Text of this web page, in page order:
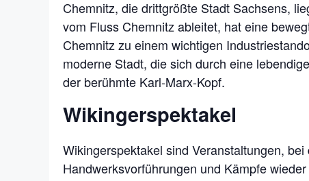
Chemnitz, die drittgrößte Stadt Sachsens,
vom Fluss Chemnitz ableitet, hat eine
Chemnitz zu einem wichtigen
moderne Stadt, die sich durch eine
der berühmte Karl-Marx-Kopf.
Wikingerspektakel
Wikingerspektakel sind Veranstaltungen,
Handwerksvorführungen und Kämpfe